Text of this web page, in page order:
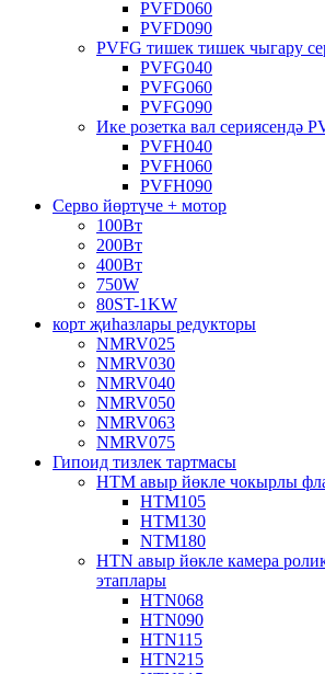
PVFD060
PVFD090
PVFG тишек тишек чыгару
PVFG040
PVFG060
PVFG090
Ике розетка вал сериясендә
PVFH040
PVFH060
PVFH090
Серво йөртүче + мотор
100Вт
200Вт
400Вт
750W
80ST-1KW
корт җиһазлары редукторы
NMRV025
NMRV030
NMRV040
NMRV050
NMRV063
NMRV075
Гипоид тизлек тартмасы
HTM авыр йөкле чокырлы
HTM105
HTM130
NTM180
HTN авыр йөкле камера
этаплары
HTN068
HTN090
HTN115
HTN215